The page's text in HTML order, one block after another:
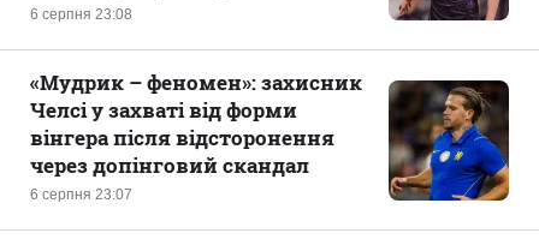
6 серпня 23:08
6 серпня 23:07
«Мудрик – феномен»: захисник
Челсі у захваті від форми
вінгера після відсторонення
через допінговий скандал